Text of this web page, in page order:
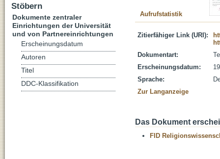
Aufrufstatistik
Zitierfähiger Link (URI):
Dokumentart:
Erscheinungsdatum:
Sprache:
Zur Langanzeige
Das Dokument
FID
Stöbern
Dokumente zentraler
Einrichtungen der Universität
und von Partnereinrichtungen
Erscheinungsdatum
Autoren
Titel
DDC-Klassifikation